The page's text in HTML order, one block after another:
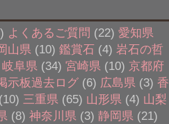
よくあるご質問 (22) 愛知県
山県 (10) 鑑賞石 (4) 岩石の哲
岐阜県 (34) 宮崎県 (10) 京都府
示板過去ログ (6) 広島県 (3) 香
(10) 三重県 (65) 山形県 (4) 山梨
(8) 神奈川県 (3) 静岡県 (21)